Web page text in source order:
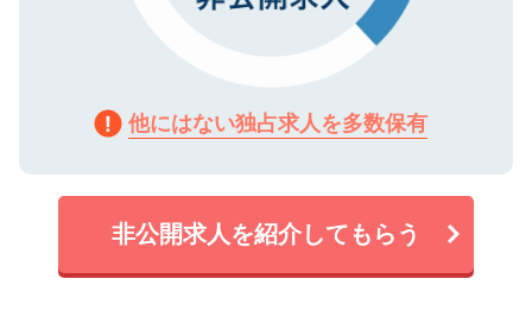
他にはない独占求人を多数保有
非公開求人を紹介してもらう